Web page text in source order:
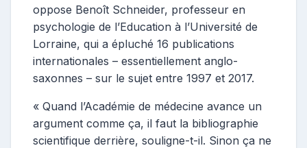
oppose Benoît Schneider, professeur en
psychologie de l’Education à l’Université de
Lorraine, qui a épluché 16 publications
internationales – essentiellement anglo-
saxonnes – sur le sujet entre 1997 et 2017.
« Quand l’Académie de médecine avance un
argument comme ça, il faut la bibliographie
scientifique derrière, souligne-t-il. Sinon ça ne